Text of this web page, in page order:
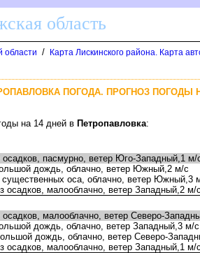
область
области / Карта Лискинского района. Карта
ПОГОДА. ПРОГНОЗ ПОГОДЫ
на 14 дней Петропавловка:
пасмурно, ветер Юго-Западный,1 м/
дождь, облачно, ветер Южный,2 м/с
оса, облачно, ветер Южный,3
малооблачно, ветер Западный,2 м/с
малооблачно, ветер Северо-
дождь, облачно, ветер Западный,3 м/с
дождь, облачно, ветер Северо-
малооблачно, ветер Западный,1 м/с